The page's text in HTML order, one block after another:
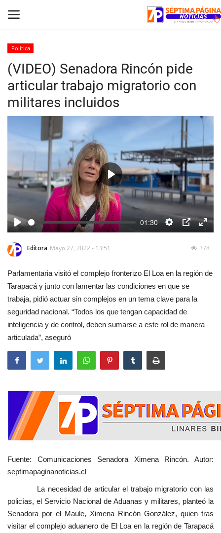
Inicio
Crónica
Policial
Tribunales
Deporte
Política
Espectáculos
Política
(VIDEO) Senadora Rincón pide
articular trabajo migratorio con
militares incluidos
Play
01:30
Settings
PIP
Enter
Play
Editora Mayo 27, 2022 - 13:51 378
Parlamentaria visitó el complejo fronterizo El Loa en la región de
Tarapacá y junto con lamentar las condiciones en que se
trabaja, pidió actuar sin complejos en un tema clave para la
seguridad nacional. “Todos los que tengan capacidad de
inteligencia y de control, deben sumarse a este rol de manera
articulada”, aseguró
Fuente: Comunicaciones Senadora Ximena Rincón. Autor:
septimapaginanoticias.cl
La necesidad de articular el trabajo migratorio con las
policías, el Servicio Nacional de Aduanas y militares, planteó la
Senadora por el Maule, Ximena Rincón González, quien tras
visitar el complejo aduanero de El Loa en la región de Tarapacá